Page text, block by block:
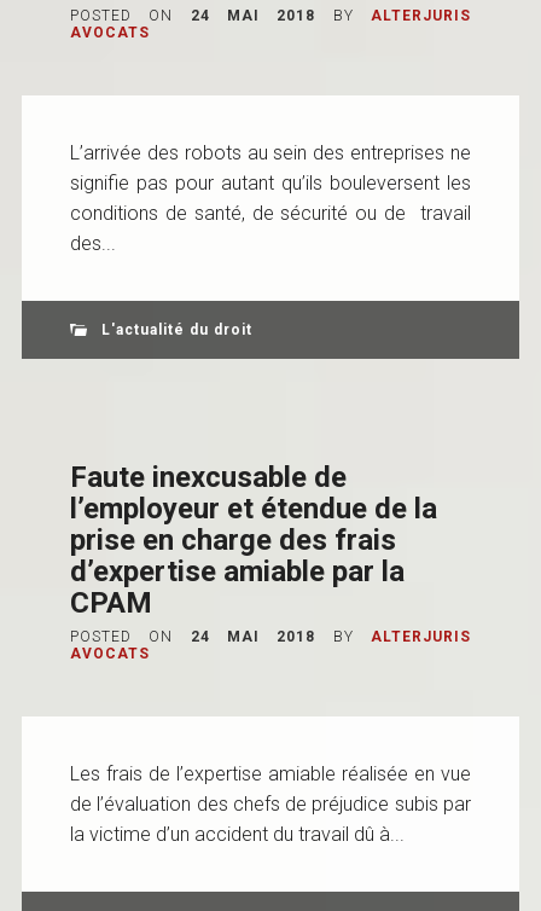
POSTED ON 24 MAI 2018 BY
ALTERJURIS
AVOCATS
L’arrivée des robots au sein des entreprises ne
signifie pas pour autant qu’ils bouleversent les
conditions de santé, de sécurité ou de travail
des...
L'actualité du droit
Faute inexcusable de
l’employeur et étendue de la
prise en charge des frais
d’expertise amiable par la
CPAM
POSTED ON 24 MAI 2018 BY
ALTERJURIS
AVOCATS
Les frais de l’expertise amiable réalisée en vue
de l’évaluation des chefs de préjudice subis par
la victime d’un accident du travail dû à...